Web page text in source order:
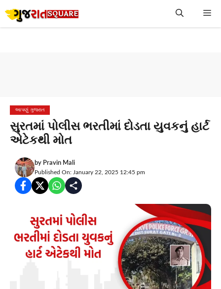
to
આપણું ગુજરાત
સુરતમાં પોલીસ ભરતીમાં દોડતા યુવકનું હાર્ટ
એટેકથી મોત
by Pravin Mali
Published On: January 22, 2025 12:45 pm